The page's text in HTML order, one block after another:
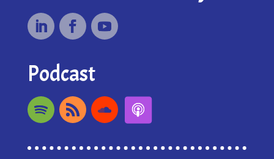
Podcast